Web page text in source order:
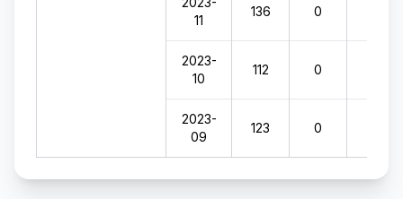
11
136 0
2023-
10
112 0
2023-
09
123 0